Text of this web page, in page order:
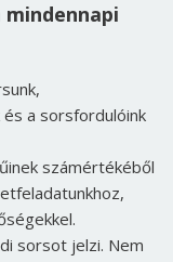
és a sorsfordulóink
számértékéből
sorsot jelzi. Nem